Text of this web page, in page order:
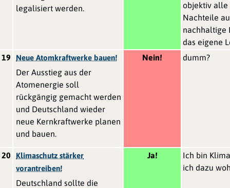
legalisiert werden.
objektiv alle
Nachteile
nachhaltige
das eigene
19
Neue Atomkraftwerke bauen!
Der Ausstieg aus der
Atomenergie soll
rückgängig gemacht werden
und Deutschland wieder
neue Kernkraftwerke planen
und bauen.
Nein! dumm?
20
Klimaschutz stärker
vorantreiben!
Deutschland sollte die
Ja!
Ich bin
ich dazu